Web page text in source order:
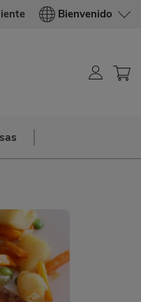
Bienvenido